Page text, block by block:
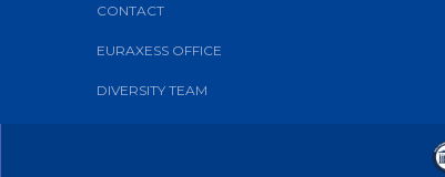
CONTACT
EURAXESS OFFICE
DIVERSITY TEAM